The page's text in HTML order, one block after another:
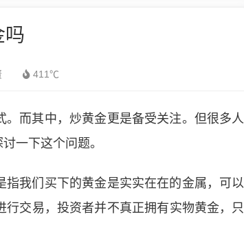
吗
411℃
而其中，炒黄金更是备受关注。但很多人
一下这个问题。
我们买下的黄金是实实在在的金属，可以
交易，投资者并不真正拥有实物黄金，只